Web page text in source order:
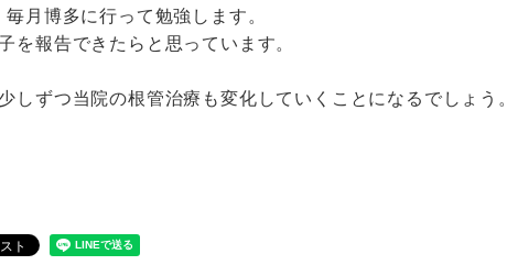
毎月博多に行って勉強します。
を報告できたらと思っています。
しずつ当院の根管治療も変化していくことになるでしょう。